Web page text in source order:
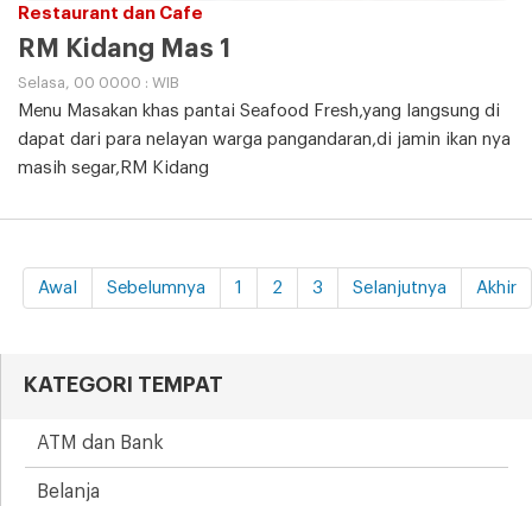
Restaurant dan Cafe
RM Kidang Mas 1
Selasa, 00 0000 : WIB
Menu Masakan khas pantai Seafood Fresh,yang langsung di
dapat dari para nelayan warga pangandaran,di jamin ikan nya
masih segar,RM Kidang
Awal Sebelumnya 1 2 3 Selanjutnya Akhir
KATEGORI TEMPAT
ATM dan Bank
Belanja